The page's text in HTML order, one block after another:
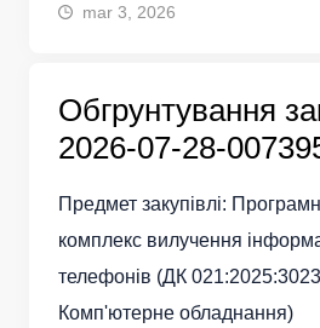
mar 3, 2026
Обгрунтування
2026-07-28-
Предмет закупівлі:
комплекс вилучення
телефонів (ДК
Комп'ютерне обладнання)